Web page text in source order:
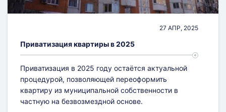
Согласование облика здания
Экспертиза объекта недвижимости
27 АПР, 2025
Приватизация квартиры в 2025
Приватизация в 2025 году остаётся актуальной
процедурой, позволяющей переоформить
квартиру из муниципальной собственности в
частную на безвозмездной основе.